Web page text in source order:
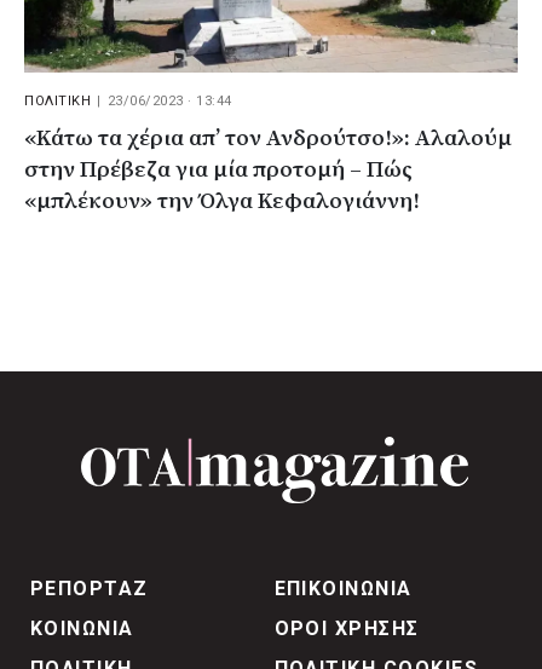
ΠΟΛΙΤΙΚΗ 23/06/2023 · 13:44
«Κάτω τα χέρια απ’ τον Ανδρούτσο!»: Αλαλούμ
στην Πρέβεζα για μία προτομή – Πώς
«μπλέκουν» την Όλγα Κεφαλογιάννη!
ΡΕΠΟΡΤΑΖ
ΚΟΙΝΩΝΙΑ
ΕΠΙΚΟΙΝΩΝΙΑ
ΟΡΟΙ ΧΡΗΣΗΣ